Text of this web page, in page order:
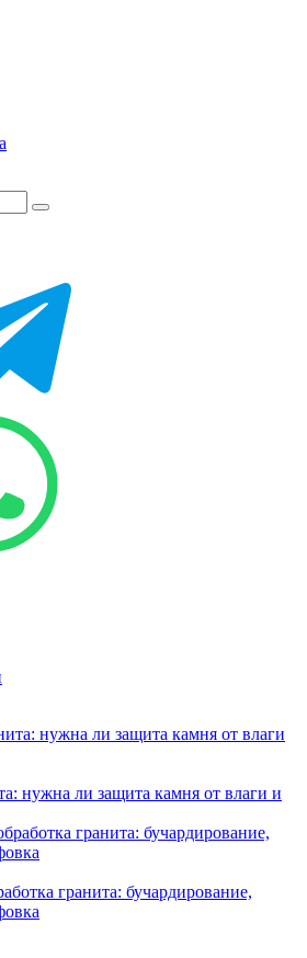
нужна ли защита камня от влаги и
гранита: бучардирование,